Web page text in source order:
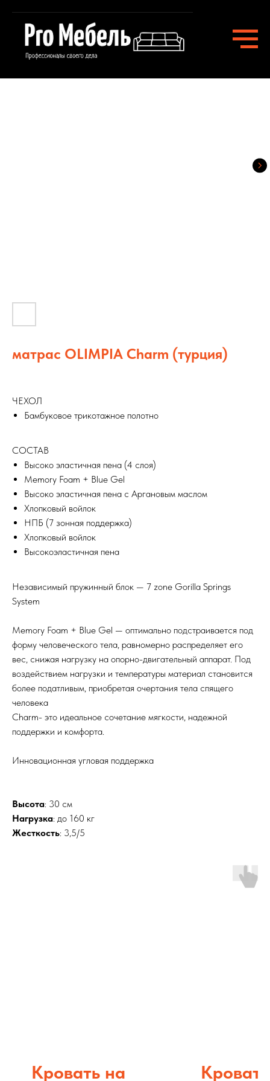
матрас OLIMPIA Charm (турция)
ЧЕХОЛ
Бамбуковое трикотажное полотно
СОСТАВ
Высоко эластичная пена (4 слоя)
Memory Foam + Blue Gel
Высоко эластичная пена с Аргановым маслом
Хлопковый войлок
НПБ (7 зонная поддержка)
Хлопковый войлок
Высокоэластичная пена
Независимый пружинный блок — 7 zone Gorilla Springs
System
Memory Foam + Blue Gel — оптимально подстраивается под
форму человеческого тела, равномерно распределяет его
вес, снижая нагрузку на опорно-двигательный аппарат. Под
воздействием нагрузки и температуры материал становится
более податливым, приобретая очертания тела спящего
человека
Charm- это идеальное сочетание мягкости, надежной
поддержки и комфорта.
Инновационная угловая поддержка
Высота: 30 см
Нагрузка: до 160 кг
Жесткость: 3,5/5
Кровать на Кровать